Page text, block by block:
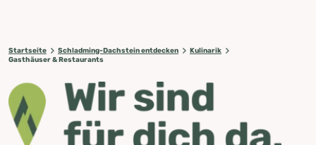
Startseite Schladming-Dachstein entdecken
Kulinarik
Gasthäuser & Restaurants